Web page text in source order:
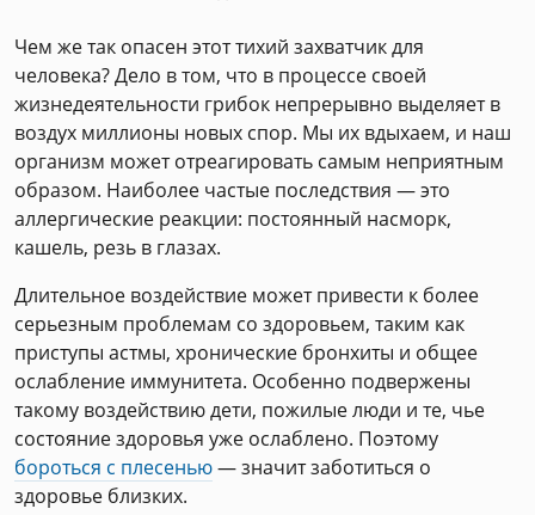
Чем же так опасен этот тихий захватчик для
человека? Дело в том, что в процессе своей
жизнедеятельности грибок непрерывно выделяет в
воздух миллионы новых спор. Мы их вдыхаем, и наш
организм может отреагировать самым неприятным
образом. Наиболее частые последствия — это
аллергические реакции: постоянный насморк,
кашель, резь в глазах.
Длительное воздействие может привести к более
серьезным проблемам со здоровьем, таким как
приступы астмы, хронические бронхиты и общее
ослабление иммунитета. Особенно подвержены
такому воздействию дети, пожилые люди и те, чье
состояние здоровья уже ослаблено. Поэтому
бороться с плесенью— значит заботиться о
здоровье близких.